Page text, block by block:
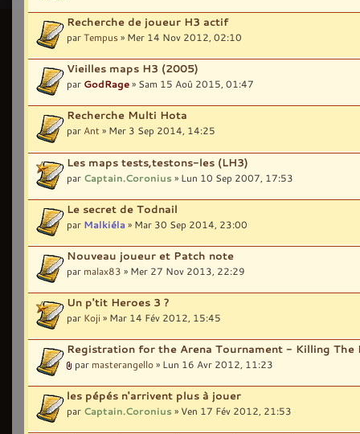
Recherche de joueur H3 actif
parTempus» Mer 14 Nov 2012, 02:10
Vieilles maps H3 (2005)
par GodRage» Sam 15 Aoû 2015, 01:47
Recherche Multi Hota
par Ant » Mer 3 Sep 2014, 14:25
Les maps tests,testons-les (LH3)
par Captain.Coronius» Lun 10 Sep 2007, 17:53
Le secret de Todnail
par Malkiéla» Mar 30 Sep 2014, 23:00
Nouveau joueur et Patch note
par malax83 » Mer 27 Nov 2013, 22:29
Un p'tit Heroes 3 ?
par Koji » Mar 14 Fév 2012, 15:45
Registration for the Arena Tournament - Killing The
par masterangello» Lun 16 Avr 2012, 11:23
les pépés n'arrivent plus à jouer
par Captain.Coronius» Ven 17 Fév 2012, 21:53